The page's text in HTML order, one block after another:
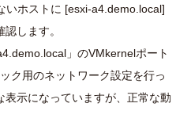
いホストに [esxi-a4.demo.local]
します。
」のVMkernelポート
ク用のネットワーク設定を行っ
表示になっていますが、正常な動